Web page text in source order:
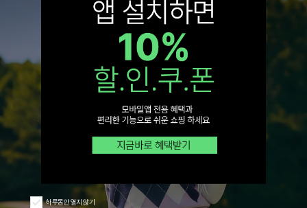
하루동안 열지 않기